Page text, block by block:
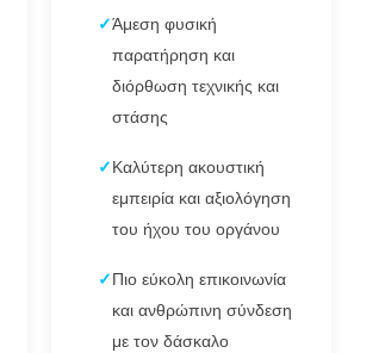
✓Άμεση φυσική
παρατήρηση και
διόρθωση τεχνικής και
στάσης
✓ Καλύτερη ακουστική
εμπειρία και αξιολόγηση
του ήχου του οργάνου
✓ Πιο εύκολη επικοινωνία
και ανθρώπινη σύνδεση
με τον δάσκαλο